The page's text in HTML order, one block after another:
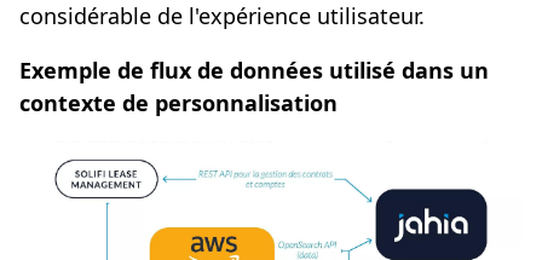
considérable de l'expérience utilisateur.
Exemple de flux de données utilisé dans un
contexte de personnalisation